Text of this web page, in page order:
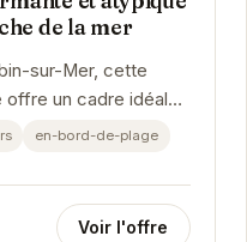
de la mer
sur-Mer, cette
offre un cadre idéal
Son
en-bord-de-plage
Voir l'offre